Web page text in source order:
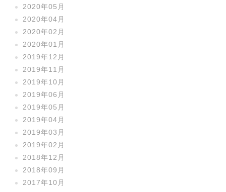
2020年05月
2020年04月
2020年02月
2020年01月
2019年12月
2019年11月
2019年10月
2019年06月
2019年05月
2019年04月
2019年03月
2019年02月
2018年12月
2018年09月
2017年10月